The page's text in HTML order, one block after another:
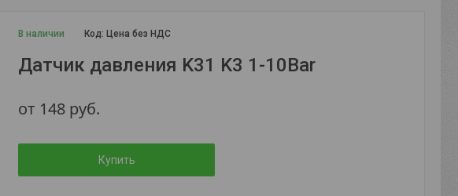
В наличии Код: Цена без НДС
Датчик давления K31 K3 1-10Bar
от 148 руб.
Купить